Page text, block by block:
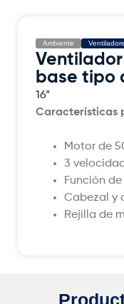
Ambiente
base tipo
16”
Características
Motor de
3
Función
Cabezal y
Rejilla de